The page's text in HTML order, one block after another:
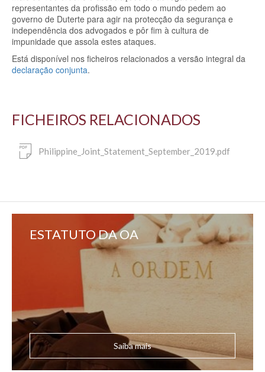
representantes da profissão em todo o mundo pedem ao
governo de Duterte para agir na protecção da segurança e
independência dos advogados e pôr fim à cultura de
impunidade que assola estes ataques.
Está disponível nos ficheiros relacionados a versão integral da
declaração conjunta.
FICHEIROS RELACIONADOS
Philippine_Joint_Statement_September_2019.pdf
ESTATUTO DA OA
Saiba mais